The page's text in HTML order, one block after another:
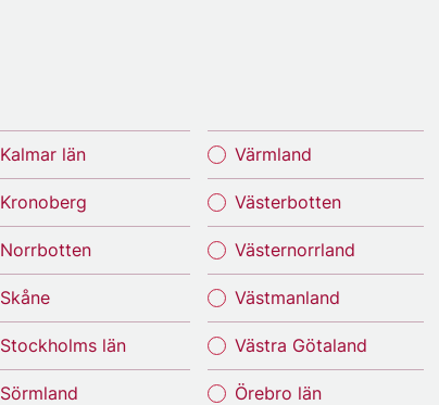
Kalmar län
Kronoberg
Norrbotten
Skåne
Stockholms län
Sörmland
Värmland
Västerbotten
Västernorrland
Västmanland
Västra Götaland
Örebro län